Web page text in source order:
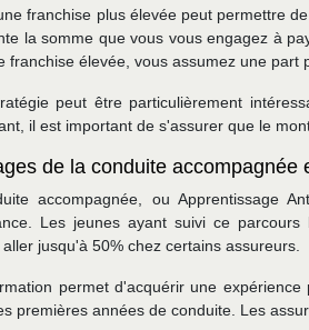
franchise plus élevée peut permettre
la somme que vous vous engagez à
franchise élevée, vous assumez une
peut être particulièrement
il est important de s'assurer que le
de la conduite accompagnée
accompagnée, ou Apprentissage
Les jeunes ayant suivi ce parcours
jusqu'à 50% chez certains assureurs.
permet d'acquérir une
premières années de conduite. Les